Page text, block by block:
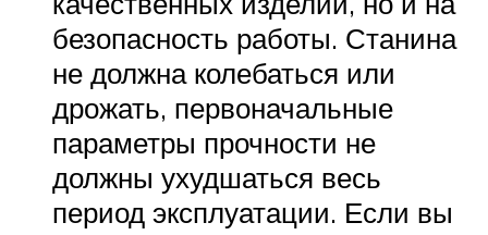
безопасность работы. Станина
не должна колебаться или
дрожать, первоначальные
параметры прочности не
должны ухудшаться весь
период эксплуатации. Если вы